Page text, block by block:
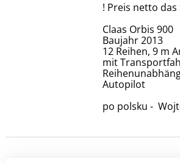
! Preis netto
Claas Orbis 900
Baujahr 2013
12 Reihen, 9 m
mit
Autopilot
po polsku -